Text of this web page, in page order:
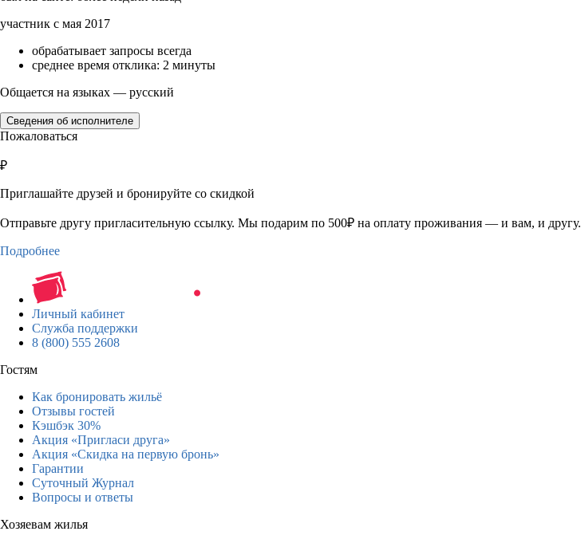
участник с мая 2017
обрабатывает запросы всегда
среднее время отклика: 2 минуты
Общается на языках — русский
Сведения об исполнителе
Пожаловаться
₽
Приглашайте друзей и бронируйте со скидкой
Отправьте другу пригласительную ссылку. Мы подарим по 500₽ на оплату проживания — и вам, и другу.
Подробнее
Личный кабинет
Служба поддержки
8 (800) 555 2608
Гостям
Как бронировать жильё
Отзывы гостей
Кэшбэк 30%
Акция «Пригласи друга»
Акция «Скидка на первую бронь»
Гарантии
Суточный Журнал
Вопросы и ответы
Хозяевам жилья